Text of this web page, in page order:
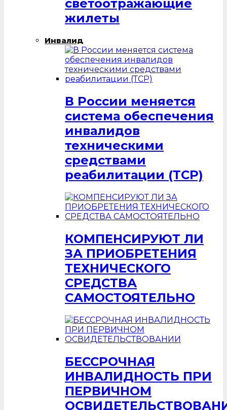
светоотражающие
жилеты
Инвалид
В России меняется
система обеспечения
инвалидов
техническими
средствами
реабилитации (ТСР)
КОМПЕНСИРУЮТ ЛИ
ЗА ПРИОБРЕТЕНИЯ
ТЕХНИЧЕСКОГО
СРЕДСТВА
САМОСТОЯТЕЛЬНО
БЕССРОЧНАЯ
ИНВАЛИДНОСТЬ ПРИ
ПЕРВИЧНОМ